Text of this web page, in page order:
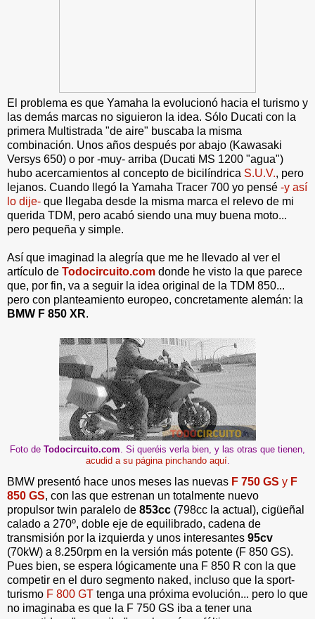
El problema es que Yamaha la evolucionó hacia el turismo y
las demás marcas no siguieron la idea. Sólo Ducati con la
primera Multistrada "de aire" buscaba la misma
combinación. Unos años después por abajo (Kawasaki
Versys 650) o por -muy- arriba (Ducati MS 1200 "agua")
hubo acercamientos al concepto de bicilíndrica S.U.V., pero
lejanos. Cuando llegó la Yamaha Tracer 700 yo pensé -y así
lo dije- que llegaba desde la misma marca el relevo de mi
querida TDM, pero acabó siendo una muy buena moto...
pero pequeña y simple.
Así que imaginad la alegría que me he llevado al ver el
artículo de Todocircuito.com donde he visto la que parece
que, por fin, va a seguir la idea original de la TDM 850...
pero con planteamiento europeo, concretamente alemán: la
BMW F 850 XR.
Foto de Todocircuito.com . Si queréis verla bien, y las otras que tienen,
acudid a su página pinchando aquí.
BMW presentó hace unos meses las nuevas F 750 GS y F
850 GS, con las que estrenan un totalmente nuevo
propulsor twin paralelo de 853cc (798cc la actual), cigüeñal
calado a 270º, doble eje de equilibrado, cadena de
transmisión por la izquierda y unos interesantes 95cv
(70kW) a 8.250rpm en la versión más potente (F 850 GS).
Pues bien, se espera lógicamente una F 850 R con la que
competir en el duro segmento naked, incluso que la sport-
turismo F 800 GT tenga una próxima evolución... pero lo que
no imaginaba es que la F 750 GS iba a tener una